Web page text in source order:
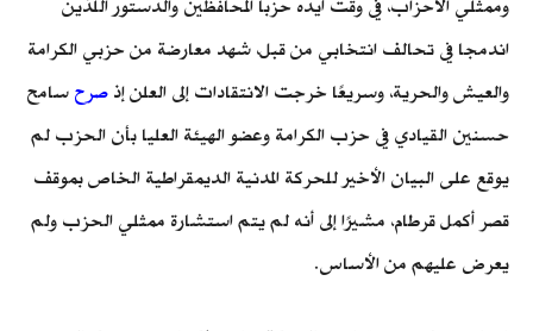
وممثلي الأحزاب، في وقت أيده حزبا المحافظين والدستور اللذين
اندمجا في تحالف انتخابي من قبل، شهد معارضة من حزبي الكرامة
والعيش والحرية، وسريعًا خرجت الانتقادات إلى العلن إذ صرح سامح
حسنين القيادي في حزب الكرامة وعضو الهيئة العليا بأن الحزب لم
يوقع على البيان الأخير للحركة المدنية الديمقراطية الخاص بموقف
قصر أكمل قرطام، مشيرًا إلى أنه لم يتم استشارة ممثلي الحزب ولم
يعرض عليهم من الأساس.